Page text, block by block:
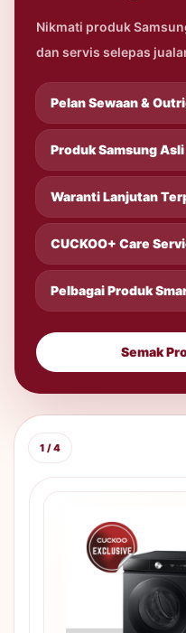
Nikmati produk
dan servis selepas
Pelan Sewaan &
Produk Samsung Asli
Waranti Lanjutan
CUCKOO+ Care
Pelbagai Produk
Semak
1 / 4